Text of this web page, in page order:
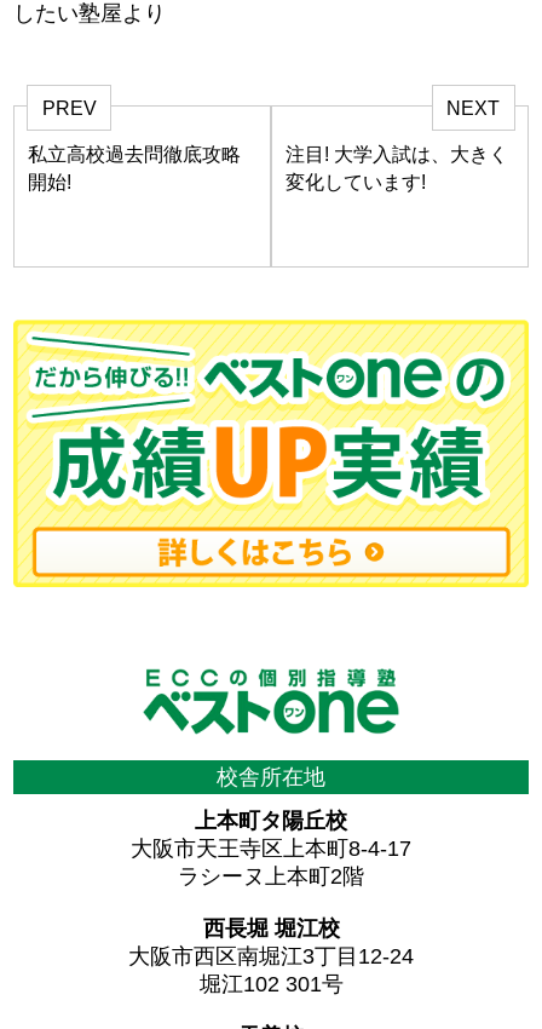
したい塾屋より
PREV
私立高校過去問徹底攻略
開始!
NEXT
注目! 大学入試は、大きく
変化しています!
校舎所在地
上本町タ陽丘校
大阪市天王寺区上本町8-4-17
ラシーヌ上本町2階
西長堀 堀江校
大阪市西区南堀江3丁目12-24
堀江102 301号